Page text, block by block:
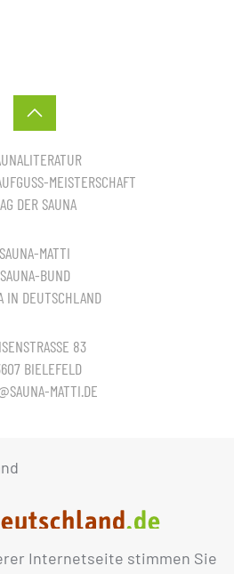
Internetseite stimmen Sie
MEISTERSCHAFT
DER SAUNA
SAUNA-MATTI
SAUNA-BUND
IN DEUTSCHLAND
83
BIELEFELD
MATTI.DE